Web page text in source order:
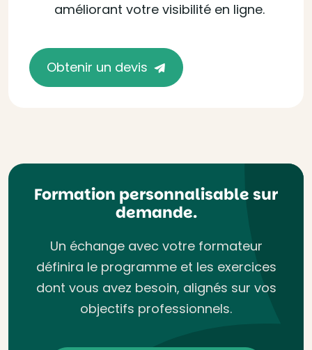
améliorant votre visibilité en ligne.
Obtenir un devis
Formation personnalisable sur
demande.
Un échange avec votre formateur
définira le programme et les exercices
dont vous avez besoin, alignés sur vos
objectifs professionnels.